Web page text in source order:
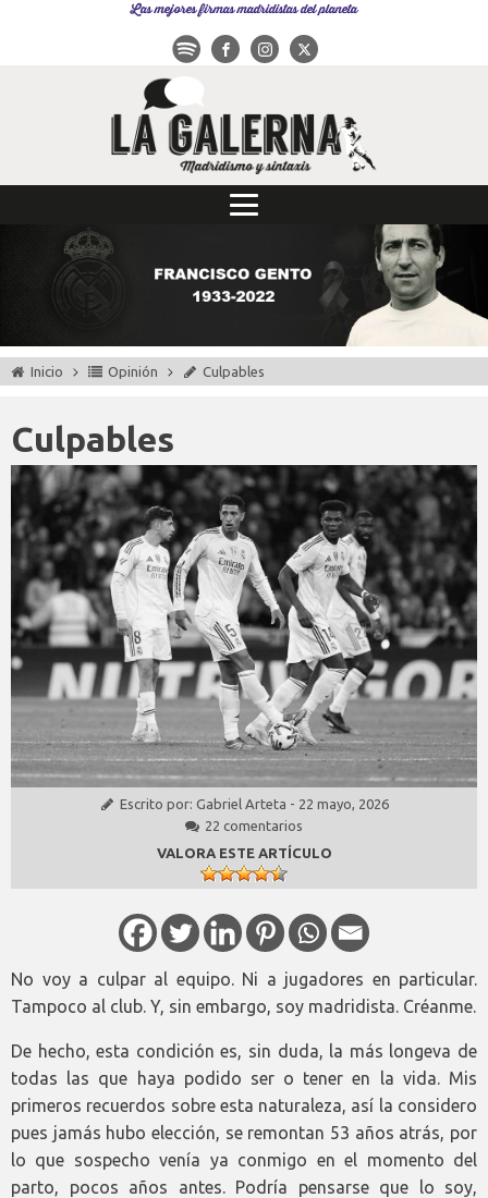
Las mejores firmas madridistas del planeta
Inicio Opinión Culpables
Culpables
Escrito por: Gabriel Arteta - 22 mayo, 2026
22 comentarios
VALORA ESTE ARTÍCULO
No voy a culpar al equipo. Ni a jugadores en particular.
Tampoco al club. Y, sin embargo, soy madridista. Créanme.
De hecho, esta condición es, sin duda, la más longeva de
todas las que haya podido ser o tener en la vida. Mis
primeros recuerdos sobre esta naturaleza, así la considero
pues jamás hubo elección, se remontan 53 años atrás, por
lo que sospecho venía ya conmigo en el momento del
parto, pocos años antes. Podría pensarse que lo soy,